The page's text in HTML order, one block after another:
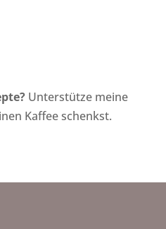
Unterstütze meine
Kaffee schenkst.